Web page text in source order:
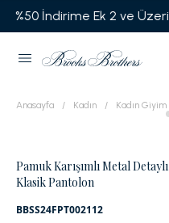
2 ve Üzerine %20 İndirim
Anasayfa Kadın Kadın Giyim
Pamuk Karışımlı Metal Detaylı
Klasik Pantolon
BBSS24FPT002112